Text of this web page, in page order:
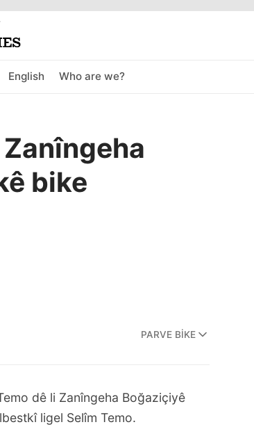
English Who are we?
bike
PARVE BIKE
dê li Zanîngeha Boğaziçiyê
ligel Selîm Temo.